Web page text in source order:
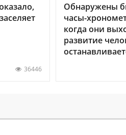
36446
Обнаружены
часы-
когда они
развитие